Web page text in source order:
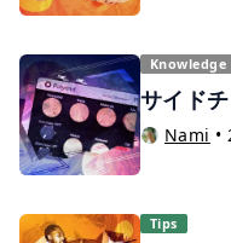
Knowledge
サイド
Nami •
Tips